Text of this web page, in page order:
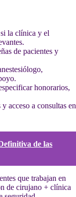
la clínica y el
de pacientes y
honorarios,
acceso a consultas en
de las
que trabajan en
de cirujano + clínica